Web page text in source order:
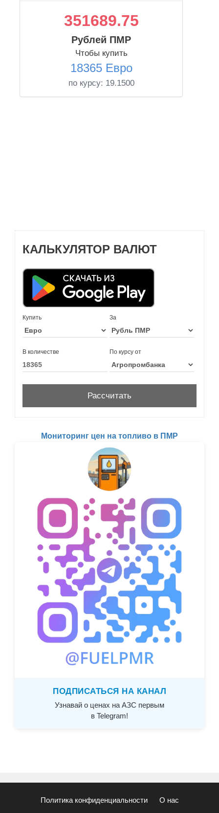
351689.75
Рублей ПМР
Чтобы купить
18365 Евро
по курсу: 19.1500
КАЛЬКУЛЯТОР ВАЛЮТ
Купить За
В количестве По курсу от
Мониторинг цен на топливо в ПМР
ПОДПИСАТЬСЯ НА КАНАЛ
Узнавай о ценах на АЗС первым
в Telegram!
Политика конфиденциальности О нас